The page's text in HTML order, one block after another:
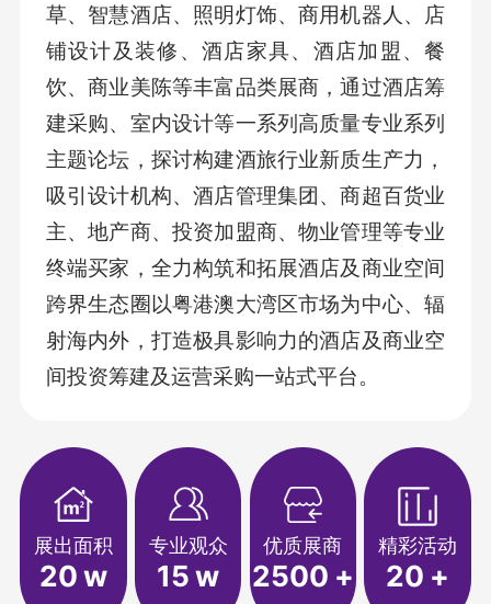
草、智慧酒店、照明灯饰、商用机器人、店
铺设计及装修、酒店家具、酒店加盟、餐
饮、商业美陈等丰富品类展商，通过酒店筹
建采购、室内设计等一系列高质量专业系列
主题论坛，探讨构建酒旅行业新质生产力，
吸引设计机构、酒店管理集团、商超百货业
主、地产商、投资加盟商、物业管理等专业
终端买家，全力构筑和拓展酒店及商业空间
跨界生态圈以粤港澳大湾区市场为中心、辐
射海内外，打造极具影响力的酒店及商业空
间投资筹建及运营采购一站式平台。
展出面积
20w
专业观众
15w
优质展商
2500 +
精彩活动
20 +